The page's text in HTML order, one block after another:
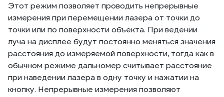
Этот режим позволяет проводить непрерывные
измерения при перемещении лазера от точки до
точки или по поверхности объекта. При ведении
луча на дисплее будут постоянно меняться значения
расстояния до измеряемой поверхности, тогда как в
обычном режиме дальномер считывает расстояние
при наведении лазера в одну точку и нажатии на
кнопку. Непрерывные измерения позволяют